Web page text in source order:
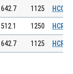
642.7 1125 HCCE
512.1 1250 HCRE
642.7 1125 HCRE